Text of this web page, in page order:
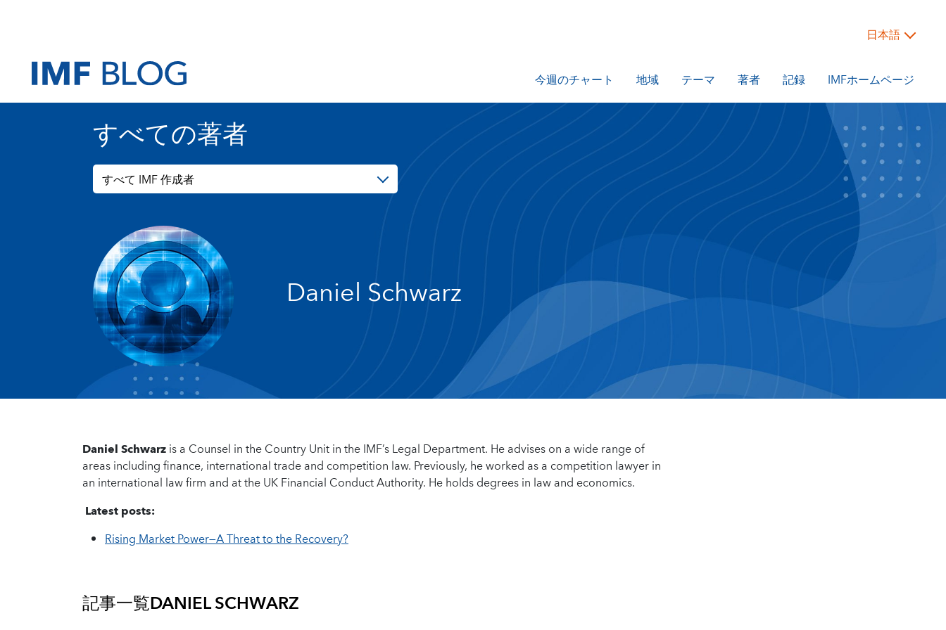
日本語
今週のチャート 地域 テーマ 著者 記録 IMFホームページ
すべての著者
すべて IMF 作成者
Daniel Schwarz
Daniel Schwarzis a Counsel in the Country Unit in the IMF’s Legal Department. He advises on a wide range of
areas including finance, international trade and competition law. Previously, he worked as a competition lawyer in
an international law firm and at the UK Financial Conduct Authority. He holds degrees in law and economics.
Latest posts:
Rising Market Power—A Threat to the Recovery?
記事一覧DANIEL SCHWARZ